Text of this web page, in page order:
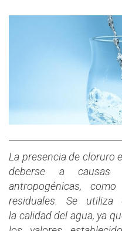
La presencia de cloruro
deberse a
antropogénicas,
residuales. Se utiliza
la calidad del agua, ya